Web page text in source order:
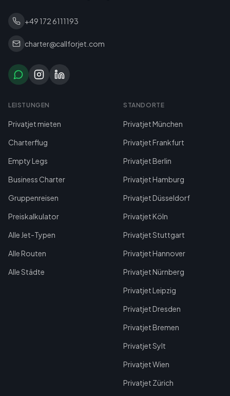
+49 172 6111193
charter@callforjet.com
LEISTUNGEN
Privatjet mieten
Charterflug
Empty Legs
Business Charter
Gruppenreisen
Preiskalkulator
Alle Jet-Typen
Alle Routen
Alle Städte
STANDORTE
Privatjet München
Privatjet Frankfurt
Privatjet Berlin
Privatjet Hamburg
Privatjet Düsseldorf
Privatjet Köln
Privatjet Stuttgart
Privatjet Hannover
Privatjet Nürnberg
Privatjet Leipzig
Privatjet Dresden
Privatjet Bremen
Privatjet Sylt
Privatjet Wien
Privatjet Zürich